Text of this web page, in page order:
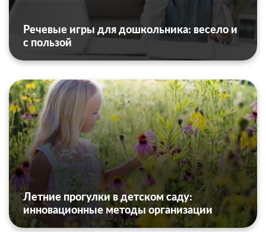
Речевые игры для дошкольника: весело и
с пользой
Летние прогулки в детском саду:
инновационные методы организации